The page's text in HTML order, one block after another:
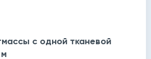
с одной тканевой